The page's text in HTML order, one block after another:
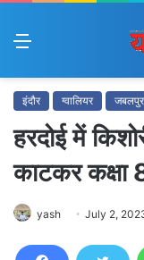
Menu
इंदौर ग्वालियर जबलपुर
हरदोई में
काटकर कक्षा
yash July 2,